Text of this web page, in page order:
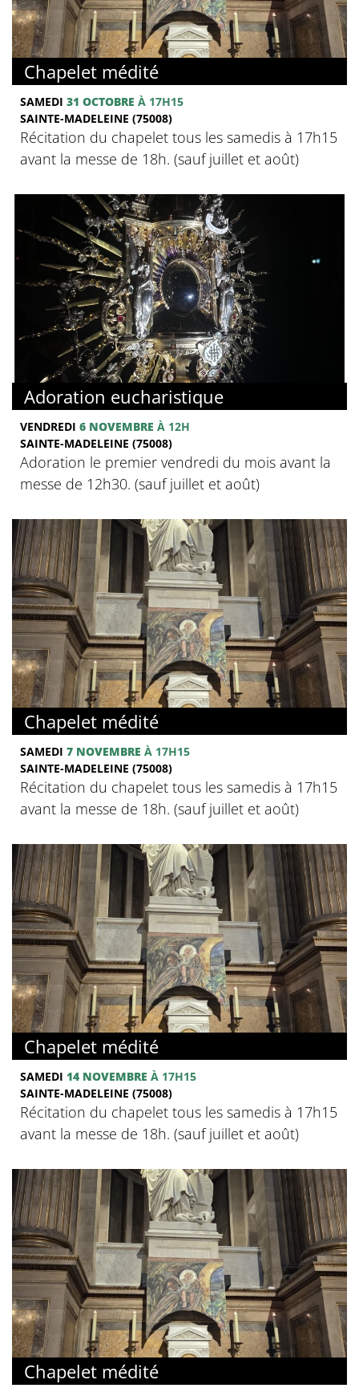
Chapelet médité
SAMEDI 31 OCTOBRE À 17H15
SAINTE-MADELEINE (75008)
Récitation du chapelet tous les samedis à 17h15
avant la messe de 18h. (sauf juillet et août)
Adoration eucharistique
VENDREDI 6 NOVEMBRE À 12H
SAINTE-MADELEINE (75008)
Adoration le premier vendredi du mois avant la
messe de 12h30. (sauf juillet et août)
Chapelet médité
SAMEDI 7 NOVEMBRE À 17H15
SAINTE-MADELEINE (75008)
Récitation du chapelet tous les samedis à 17h15
avant la messe de 18h. (sauf juillet et août)
Chapelet médité
SAMEDI 14 NOVEMBRE À 17H15
SAINTE-MADELEINE (75008)
Récitation du chapelet tous les samedis à 17h15
avant la messe de 18h. (sauf juillet et août)
Chapelet médité